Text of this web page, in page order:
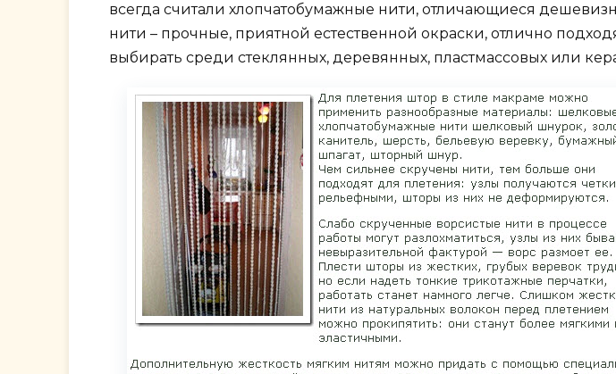
всегда считали хлопчатобумажные нити, отличающиеся
нити – прочные, приятной естественной окраски, отлично
выбирать среди стеклянных, деревянных, пластмассовых или